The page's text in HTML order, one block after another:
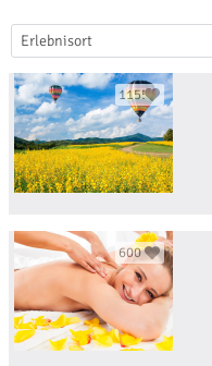
Erlebnisort
1155
600